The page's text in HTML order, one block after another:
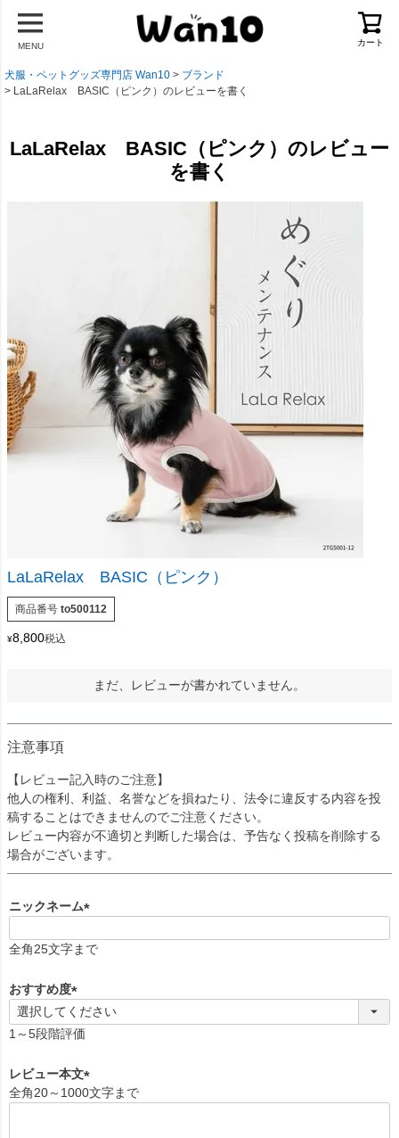
MENU カート
犬服・ペットグッズ専門店 Wan10
ブランド
LaLaRelax BASIC（ピンク）のレビューを書く
LaLaRelax BASIC（ピンク）のレビュー
を書く
LaLaRelax BASIC（ピンク）
商品番号 to500112
¥8,800税込
まだ、レビューが書かれていません。
注意事項
【レビュー記入時のご注意】
他人の権利、利益、名誉などを損ねたり、法令に違反する内容を投
稿することはできませんのでご注意ください。
レビュー内容が不適切と判断した場合は、予告なく投稿を削除する
場合がございます。
ニックネーム
必
全角25文字まで
おすすめ度
(
必
)
1～5段階評価
レビュー本文
(
全角20～1000文字まで